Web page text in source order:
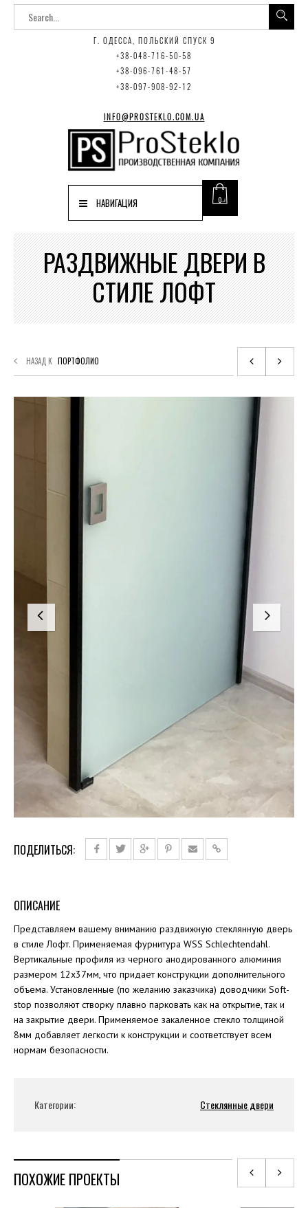
Г. ОДЕССА, ПОЛЬСКИЙ СПУСК 9
+38-048-716-50-58
+38-096-761-48-57
+38-097-908-92-12
INFO@PROSTEKLO.COM.UA
0
НАВИГАЦИЯ
РАЗДВИЖНЫЕ ДВЕРИ В
СТИЛЕ ЛОФТ
НАЗАД К ПОРТФОЛИО
ПОДЕЛИТЬСЯ:
ОПИСАНИЕ
Представляем вашему вниманию раздвижную стеклянную дверь
в стиле Лофт. Применяемая фурнитура WSS Schlechtendahl.
Вертикальные профиля из черного анодированного алюминия
размером 12х37мм, что придает конструкции дополнительного
объема. Установленные (по желанию заказчика) доводчики Soft-
stop позволяют створку плавно парковать как на открытие, так и
на закрытие двери. Применяемое закаленное стекло толщиной
8мм добавляет легкости к конструкции и соответствует всем
нормам безопасности.
Категории: Стеклянные двери
ПОХОЖИЕ ПРОЕКТЫ